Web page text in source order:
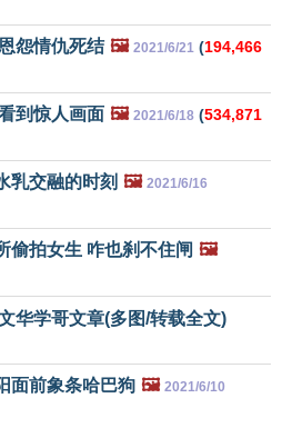
怨情仇死结 🖼️ 2021/6/21 (194,466
到惊人画面 🖼️ 2021/6/18 (534,871
乳交融的时刻 🖼️ 2021/6/16
偷拍女生 咋也刹不住闸 🖼️
华学哥文章(多图/转载全文)
面前象条哈巴狗 🖼️ 2021/6/10